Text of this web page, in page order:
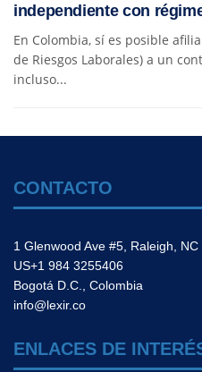
independiente con
En Colombia, sí es posible
de Riesgos Laborales) a un
incluso...
CONTACTO
1 Glenwood Ave #5, Raleigh,
US+1 984 3255406
Bogotá D.C., Colombia
info@lexir.co
ENLACES DE